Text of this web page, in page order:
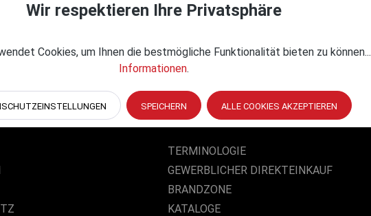
Keep
of suffocation!
PRODUKTINFORMATIONEN
TERMINOLOGIE
GEWERBLICHER DIREKTEINKAUF
BRANDZONE
KATALOGE
Wir respektieren Ihre Privatsphäre
Cookies, um Ihnen die bestmögliche Funktionalität bieten zu können...
Informationen.
SPEICHERN ALLE COOKIES AKZEPTIEREN